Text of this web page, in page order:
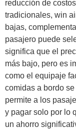
reducción de
tradicionales, win
bajas,
pasajero puede
significa que el
más bajo, pero es
como el equipaje
comidas a bordo
permite a los
y pagar solo por lo
un ahorro